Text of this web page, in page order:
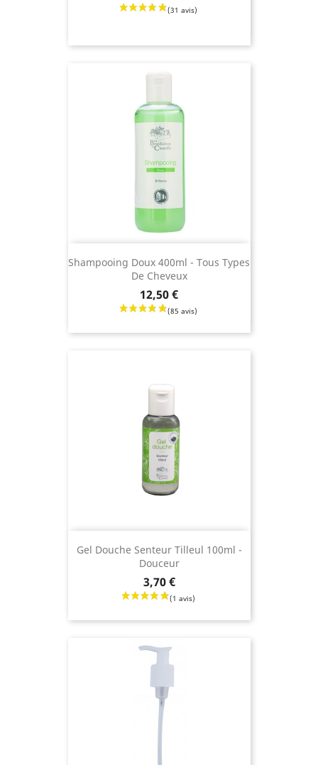
Shampooing Doux 400ml - Tous Types
De Cheveux
12,50 €
Gel Douche Senteur Tilleul 100ml -
Douceur
3,70 €